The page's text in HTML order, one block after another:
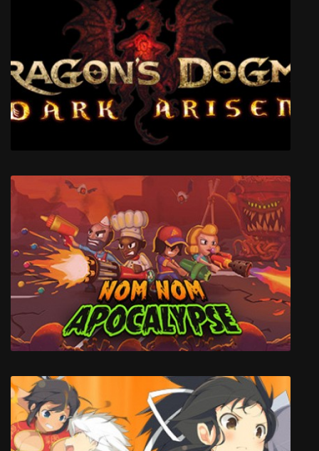
Dragons Dogma: Dark Arisen